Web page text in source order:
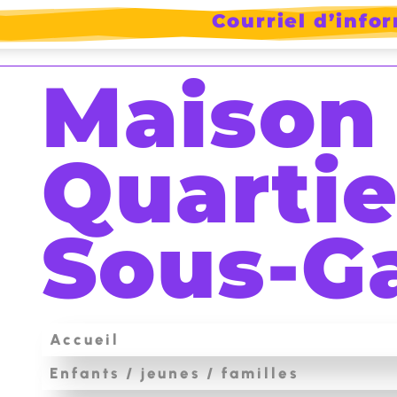
Courriel
Sous-
Accueil
Enfants / jeunes / familles